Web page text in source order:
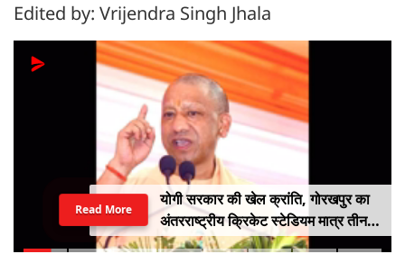
Edited by: Vrijendra Singh Jhala
योगी सरकार की खेल क्रांति, गोरखपुर का
अंतरराष्ट्रीय क्रिकेट स्टेडियम मात्र तीन
महीने में लगभग 20% तैयार
Read More